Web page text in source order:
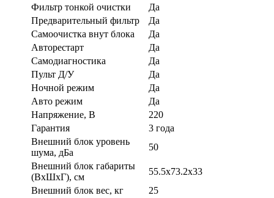
Фильтр тонкой очистки
Да
Предварительный фильтр
Да
Самоочистка внут блока
Да
Авторестарт
Да
Самодиагностика
Да
Пульт Д/У
Да
Ночной режим
Да
Авто режим
Да
Напряжение, В
220
Гарантия
3 года
Внешний блок уровень
шума, дБа
50
Внешний блок габариты
(ВхШхГ), см
55.5x73.2x33
Внешний блок вес, кг
25